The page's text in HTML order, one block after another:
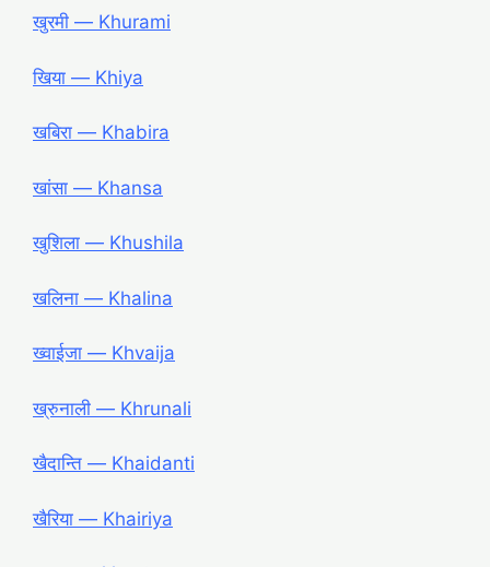
खुरमी ― Khurami
खिया ― Khiya
खबिरा ― Khabira
खांसा ― Khansa
खुशिला ― Khushila
खलिना ― Khalina
ख्वाईजा ― Khvaija
ख्रुनाली ― Khrunali
खैदान्ति ― Khaidanti
खैरिया ― Khairiya